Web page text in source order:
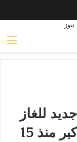
للغاز
في الصحراء الغربية.. الأكبر منذ 15